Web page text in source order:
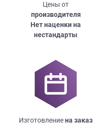
Цены от
производителя
Нет наценки на
нестандарты
Изготовлениена заказ